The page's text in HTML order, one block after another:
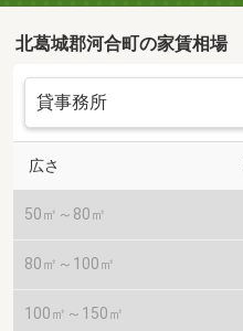
北葛城郡河合町の家賃相場
広さ
50㎡～80㎡
80㎡～100㎡
100㎡～150㎡